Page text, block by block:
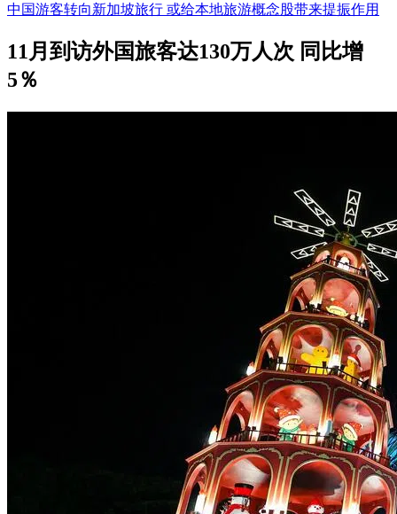
中国游客转向新加坡旅行 或给本地旅游概念股带来提振作用
11月到访外国旅客达130万人次 同比增
5％